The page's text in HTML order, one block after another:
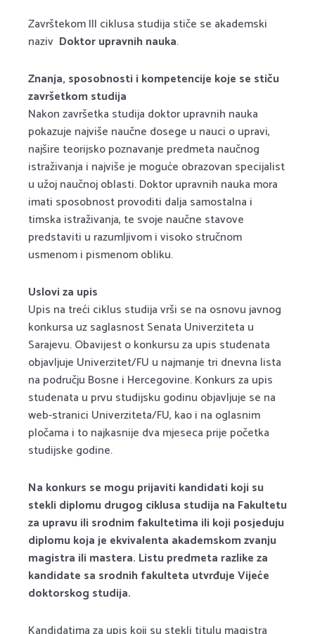
Završtekom III ciklusa studija stiče se akademski
naziv Doktor upravnih nauka.
Znanja, sposobnosti i kompetencije koje se stiču
završetkom studija
Nakon završetka studija doktor upravnih nauka
pokazuje najviše naučne dosege u nauci o upravi,
najšire teorijsko poznavanje predmeta naučnog
istraživanja i najviše je moguće obrazovan specijalist
u užoj naučnoj oblasti. Doktor upravnih nauka mora
imati sposobnost provoditi dalja samostalna i
timska istraživanja, te svoje naučne stavove
predstaviti u razumljivom i visoko stručnom
usmenom i pismenom obliku.
Uslovi za upis
Upis na treći ciklus studija vrši se na osnovu javnog
konkursa uz saglasnost Senata Univerziteta u
Sarajevu. Obavijest o konkursu za upis studenata
objavljuje Univerzitet/FU u najmanje tri dnevna lista
na području Bosne i Hercegovine. Konkurs za upis
studenata u prvu studijsku godinu objavljuje se na
web-stranici Univerziteta/FU, kao i na oglasnim
pločama i to najkasnije dva mjeseca prije početka
studijske godine.
Na konkurs se mogu prijaviti kandidati koji su
stekli diplomu drugog ciklusa studija na Fakultetu
za upravu ili srodnim fakultetima ili koji posjeduju
diplomu koja je ekvivalenta akademskom zvanju
magistra ili mastera. Listu predmeta razlike za
kandidate sa srodnih fakulteta utvrđuje Vijeće
doktorskog studija.